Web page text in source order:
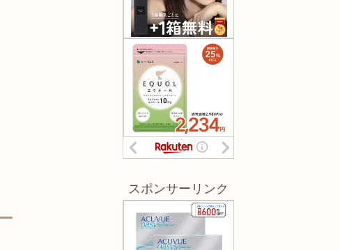
スポンサーリンク